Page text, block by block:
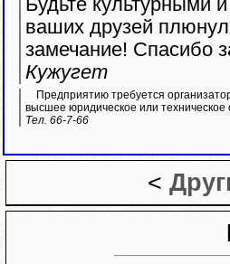
Будьте культурными
ваших друзей
замечание! Спасибо
Кужугет
Предприятию требуется
высшее юридическое или
Тел. 66-7-66
<